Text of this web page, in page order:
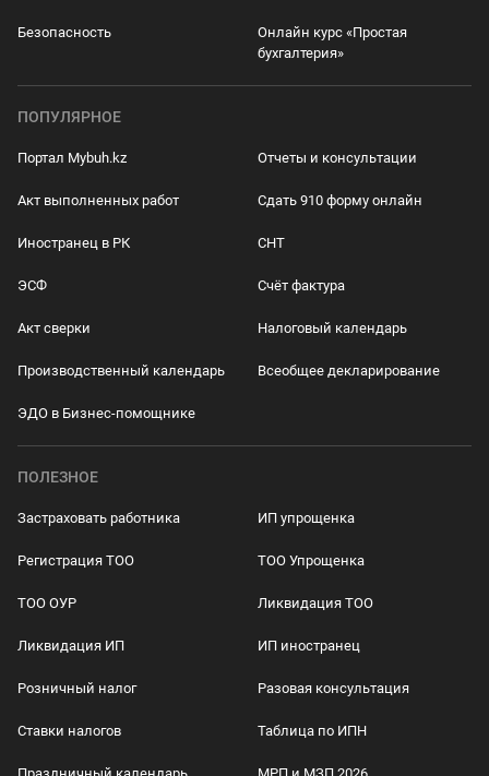
Безопасность
Онлайн курс «Простая
бухгалтерия»
ПОПУЛЯРНОЕ
Портал Mybuh.kz Отчеты и консультации
Акт выполненных работ Сдать 910 форму онлайн
Иностранец в РК СНТ
ЭСФ Счёт фактура
Акт сверки Налоговый календарь
Производственный календарь Всеобщее декларирование
ЭДО в Бизнес-помощнике
ПОЛЕЗНОЕ
Застраховать работника ИП упрощенка
Регистрация ТОО ТОО Упрощенка
ТОО ОУР Ликвидация ТОО
Ликвидация ИП ИП иностранец
Розничный налог Разовая консультация
Ставки налогов Таблица по ИПН